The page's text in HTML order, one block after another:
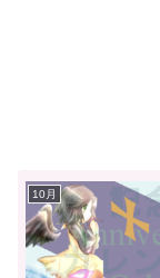
10月